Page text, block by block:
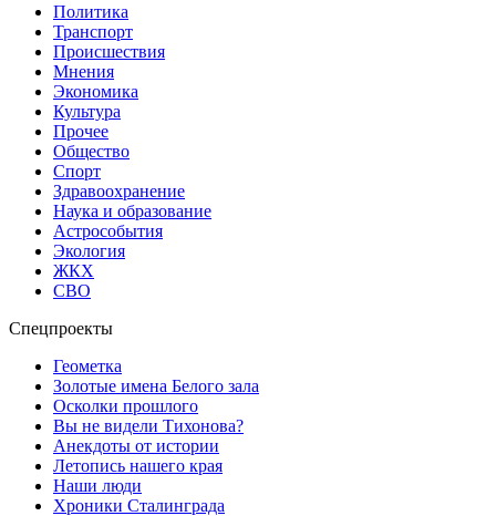
Политика
Транспорт
Происшествия
Мнения
Экономика
Культура
Прочее
Общество
Спорт
Здравоохранение
Наука и образование
Астрособытия
Экология
ЖКХ
СВО
Спецпроекты
Геометка
Золотые имена Белого зала
Осколки прошлого
Вы не видели Тихонова?
Анекдоты от истории
Летопись нашего края
Наши люди
Хроники Сталинграда